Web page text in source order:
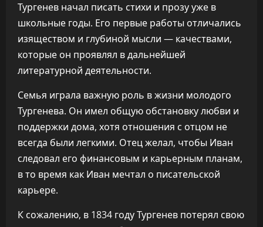
Тургенев начал писать стихи и прозу уже в
школьные годы. Его первые работы отличались
изяществом и глубиной мысли — качествами,
которые он проявлял в дальнейшей
литературной деятельности.
Семья играла важную роль в жизни молодого
Тургенева. Он имел общую обстановку любви и
поддержки дома, хотя отношения с отцом не
всегда были легкими. Отец желал, чтобы Иван
следовал его финансовым и карьерным планам,
в то время как Иван мечтал о писательской
карьере.
К сожалению, в 1834 году Тургенев потерял свою